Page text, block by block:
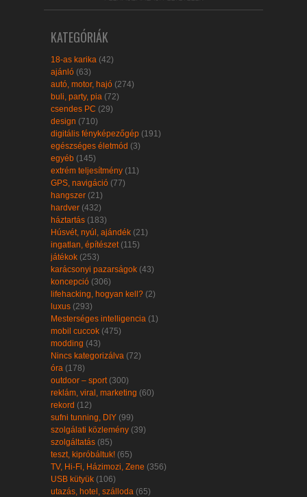
KATEGÓRIÁK
18-as karika (42)
ajánló (63)
autó, motor, hajó (274)
buli, party, pia (72)
csendes PC (29)
design (710)
digitális fényképezőgép (191)
egészséges életmód (3)
egyéb (145)
extrém teljesítmény (11)
GPS, navigáció (77)
hangszer (21)
hardver (432)
háztartás (183)
Húsvét, nyúl, ajándék (21)
ingatlan, építészet (115)
játékok (253)
karácsonyi pazarságok (43)
koncepció (306)
lifehacking, hogyan kell? (2)
luxus (293)
Mesterséges intelligencia (1)
mobil cuccok (475)
modding (43)
Nincs kategorizálva (72)
óra (178)
outdoor – sport (300)
reklám, viral, marketing (60)
rekord (12)
sufni tunning, DIY (99)
szolgálati közlemény (39)
szolgáltatás (85)
teszt, kipróbáltuk! (65)
TV, Hi-Fi, Házimozi, Zene (356)
USB kütyük (106)
utazás, hotel, szálloda (65)